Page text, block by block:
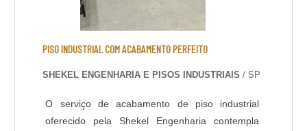
resistência mecânica e a choque térmico; -
Resistência à abrasão; - Baixo odor e baixo
VOC; - Acabamento liso e antiderrapante; -
C; - Atende a norma LEED.
PISO INDUSTRIAL COM ACABAMENTO PERFEITO
SHEKEL ENGENHARIA E PISOS INDUSTRIAIS / SP
O serviço de acabamento de piso industrial
oferecido pela Shekel Engenharia contempla